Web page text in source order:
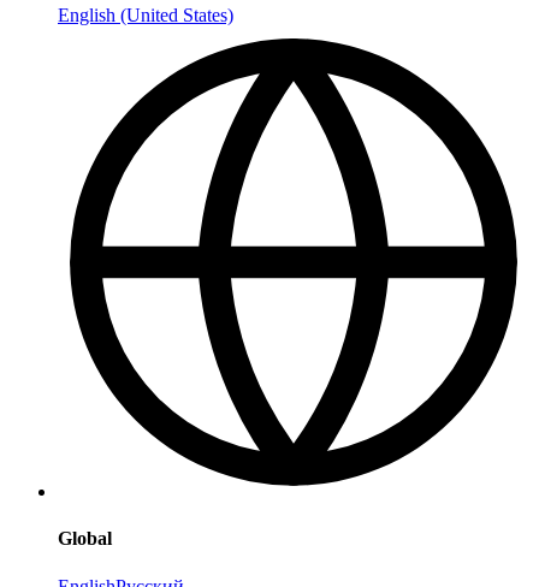
English (United States)
Global